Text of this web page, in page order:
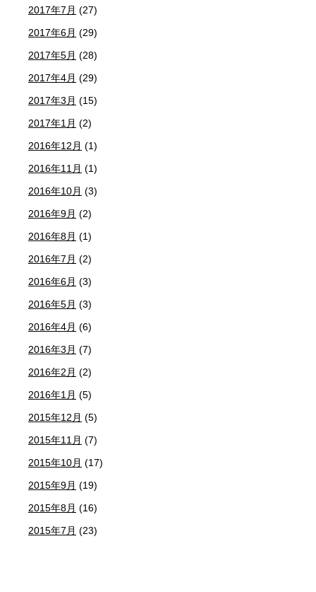
2017年7月 (27)
2017年6月 (29)
2017年5月 (28)
2017年4月 (29)
2017年3月 (15)
2017年1月 (2)
2016年12月 (1)
2016年11月 (1)
2016年10月 (3)
2016年9月 (2)
2016年8月 (1)
2016年7月 (2)
2016年6月 (3)
2016年5月 (3)
2016年4月 (6)
2016年3月 (7)
2016年2月 (2)
2016年1月 (5)
2015年12月 (5)
2015年11月 (7)
2015年10月 (17)
2015年9月 (19)
2015年8月 (16)
2015年7月 (23)